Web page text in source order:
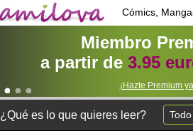
Cómics,
Miembro
a partir de 3.95
¡Hazte Premium
¿Qué es lo que quieres leer? Todo